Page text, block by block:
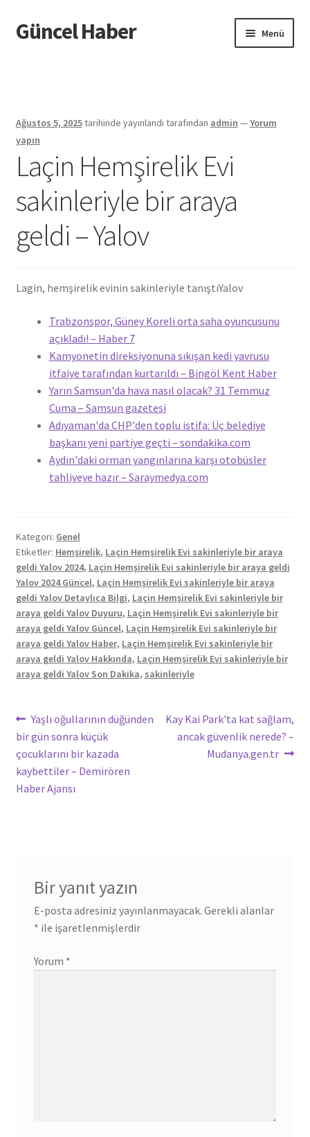
Dolaşıma
geç
İçeriğe
geç
Güncel Haber Menü
Ağustos 5, 2025tarihinde yayınlandı tarafından admin —Yorum
yapın
Laçin Hemşirelik Evi
sakinleriyle bir araya
geldi – Yalov
Lagin, hemşirelik evinin sakinleriyle tanıştıYalov
Trabzonspor, Güney Koreli orta saha oyuncusunu
açıkladı! – Haber 7
Kamyonetin direksiyonuna sıkışan kedi yavrusu
itfaiye tarafından kurtarıldı – Bingöl Kent Haber
Yarın Samsun'da hava nasıl olacak? 31 Temmuz
Cuma – Samsun gazetesi
Adıyaman'da CHP'den toplu istifa: Üç belediye
başkanı yeni partiye geçti – sondakika.com
Aydın'daki orman yangınlarına karşı otobüsler
tahliyeye hazır – Saraymedya.com
Kategori: Genel
Etiketler: Hemşirelik, Laçin Hemşirelik Evi sakinleriyle bir araya
geldi Yalov 2024, Laçin Hemşirelik Evi sakinleriyle bir araya geldi
Yalov 2024 Güncel, Laçin Hemşirelik Evi sakinleriyle bir araya
geldi Yalov Detaylıca Bilgi, Laçin Hemşirelik Evi sakinleriyle bir
araya geldi Yalov Duyuru, Laçin Hemşirelik Evi sakinleriyle bir
araya geldi Yalov Güncel, Laçin Hemşirelik Evi sakinleriyle bir
araya geldi Yalov Haber, Laçin Hemşirelik Evi sakinleriyle bir
araya geldi Yalov Hakkında, Laçin Hemşirelik Evi sakinleriyle bir
araya geldi Yalov Son Dakika, sakinleriyle
Yazı
gezinmesi
Önceki
yazı:
Yaşlı oğullarının düğünden
bir gün sonra küçük
çocuklarını bir kazada
kaybettiler – Demirören
Haber Ajansı
Sonraki
yazı:
Kay Kai Park'ta kat sağlam,
ancak güvenlik nerede? –
Mudanya.gen.tr
Bir yanıt yazın
E-posta adresiniz yayınlanmayacak. Gerekli alanlar
* ile işaretlenmişlerdir
Yorum *